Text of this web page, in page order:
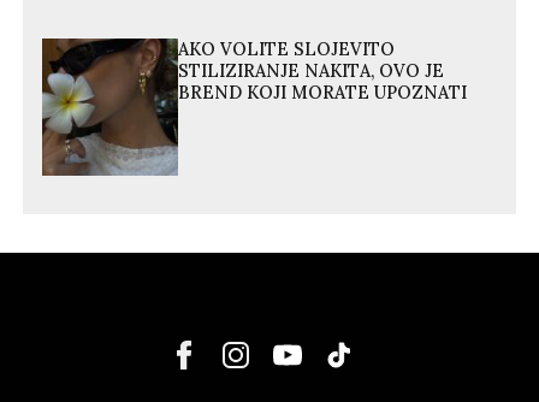
AKO VOLITE SLOJEVITO
STILIZIRANJE NAKITA, OVO JE
BREND KOJI MORATE UPOZNATI